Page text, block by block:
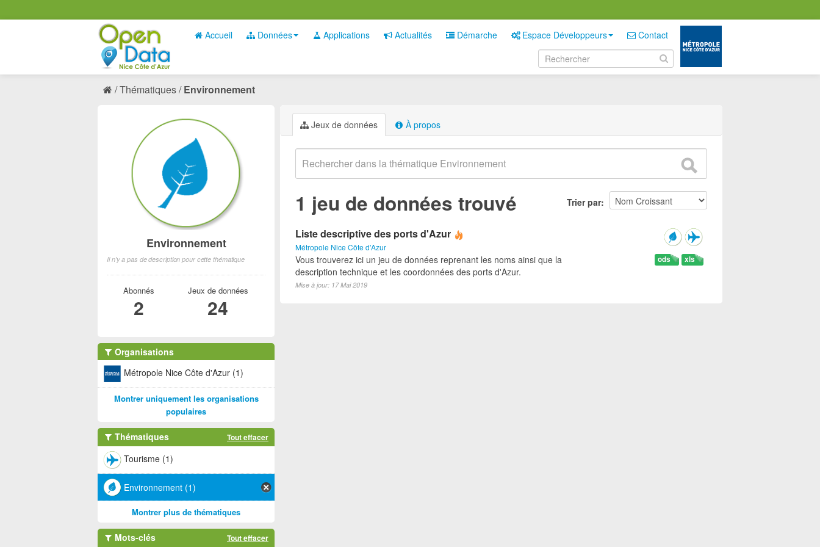
Accueil Données Applications Actualités Démarche Espace Développeurs Contact
Thématiques Environnement
Jeux de données À propos
Trier par
1 jeu de données trouvé
Liste descriptive des ports d'Azur
Métropole Nice Côte d'Azur
xls
ods
Vous trouverez ici un jeu de données reprenant les noms ainsi que la
description technique et les coordonnées des ports d'Azur.
Mise à jour: 17 Mai 2019
Environnement
Il n'y a pas de description pour cette thématique
Abonnés
2
Jeux de données
24
Organisations
Métropole Nice Côte d'Azur (1)
Montrer uniquement les organisations
populaires
Thématiques Tout effacer
Tourisme (1)
Environnement (1)
Montrer plus de thématiques
Mots-clés Tout effacer